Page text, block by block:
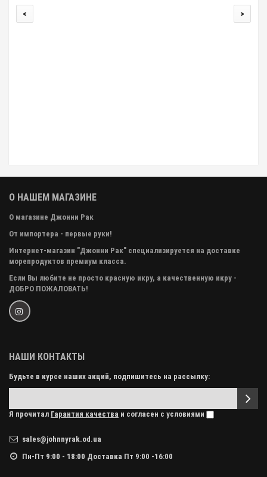
< >
О НАШЕМ МАГАЗИНЕ
О магазине Джонни Рак
От импортера - первые руки!
Интернет-магазин "Джонни Рак" специализируется на доставке
морепродуктов премиум класса.
Если Вы любите не просто красную икру, а качественную икру -
ДОБРО ПОЖАЛОВАТЬ!
НАШИ КОНТАКТЫ
Будьте в курсе наших акций, подпишитесь на рассылку:
Я прочитал Гарантия качества и согласен с условиями
sales@johnnyrak.od.ua
Пн-Пт 9:00 - 18:00 Доставка Пт 9:00 -16:00